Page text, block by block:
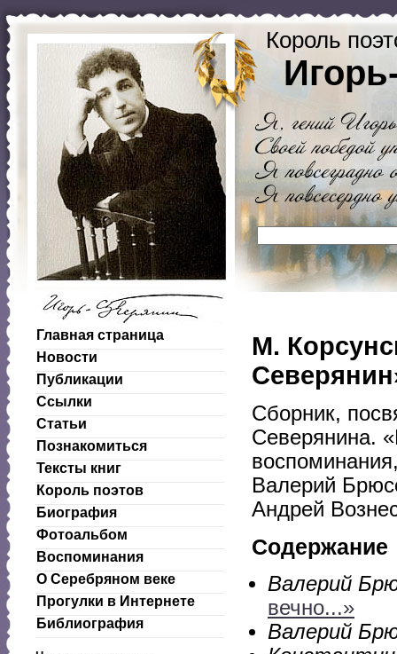
Король
Главная страница
Новости
Публикации
Ссылки
Статьи
Познакомиться
Тексты книг
Король поэтов
Биография
Фотоальбом
Воспоминания
О Серебряном веке
Прогулки в Интернете
Библиография
М.
Сборник,
Северянина.
Валерий
Андрей
Содержание
Валерий
вечно...»
Валерий